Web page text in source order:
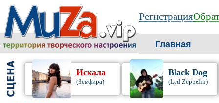
Регистрация
Главная
Искала
(Земфира)
Black Dog
(Led Zeppelin)